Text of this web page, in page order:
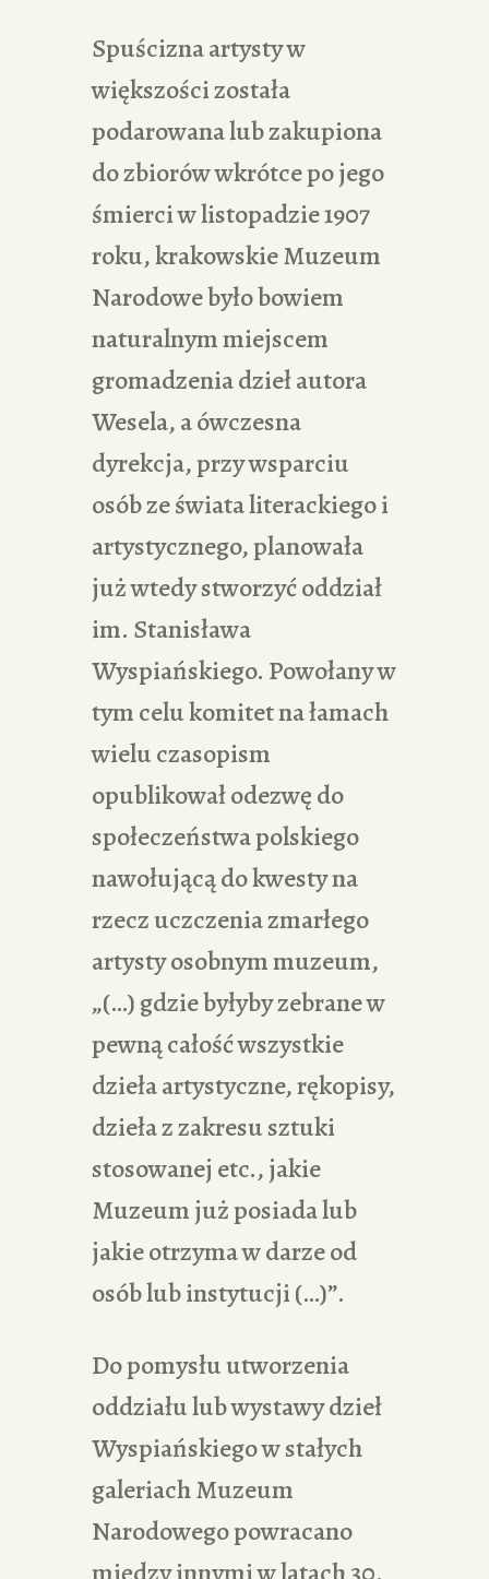
Spuścizna artysty w
większości została
podarowana lub zakupiona
do zbiorów wkrótce po jego
śmierci w listopadzie 1907
roku, krakowskie Muzeum
Narodowe było bowiem
naturalnym miejscem
gromadzenia dzieł autora
Wesela, a ówczesna
dyrekcja, przy wsparciu
osób ze świata literackiego i
artystycznego, planowała
już wtedy stworzyć oddział
im. Stanisława
Wyspiańskiego. Powołany w
tym celu komitet na łamach
wielu czasopism
opublikował odezwę do
społeczeństwa polskiego
nawołującą do kwesty na
rzecz uczczenia zmarłego
artysty osobnym muzeum,
„(…) gdzie byłyby zebrane w
pewną całość wszystkie
dzieła artystyczne, rękopisy,
dzieła z zakresu sztuki
stosowanej etc., jakie
Muzeum już posiada lub
jakie otrzyma w darze od
osób lub instytucji (…)”.
Do pomysłu utworzenia
oddziału lub wystawy dzieł
Wyspiańskiego w stałych
galeriach Muzeum
Narodowego powracano